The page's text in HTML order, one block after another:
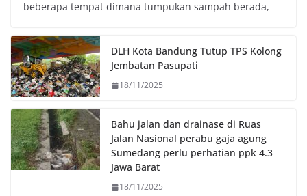
b
o
k
t
r
s
p
p
L
n
k
beberapa tempat dimana tumpukan sampah berada,
DLH Kota Bandung Tutup TPS Kolong
Jembatan Pasupati
18/11/2025
Bahu jalan dan drainase di Ruas
Jalan Nasional perabu gaja agung
Sumedang perlu perhatian ppk 4.3
Jawa Barat
18/11/2025